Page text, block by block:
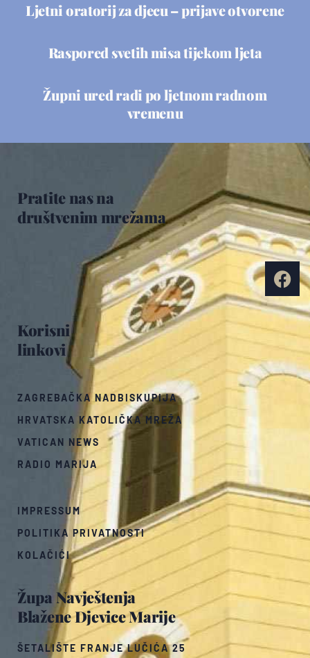
Ljetni oratorij za djecu – prijave otvorene
Raspored svetih misa tijekom ljeta
Župni ured radi po ljetnom radnom
vremenu
Župa Navještenja
Blažene Djevice Marije
ŠETALIŠTE FRANJE LUČIĆA 25
Korisni
linkovi
ZAGREBAČKA NADBISKUPIJA
HRVATSKA KATOLIČKA MREŽA
VATICAN NEWS
RADIO MARIJA
IMPRESSUM
POLITIKA PRIVATNOSTI
KOLAČIĆI
Pratite nas na
društvenim mrežama